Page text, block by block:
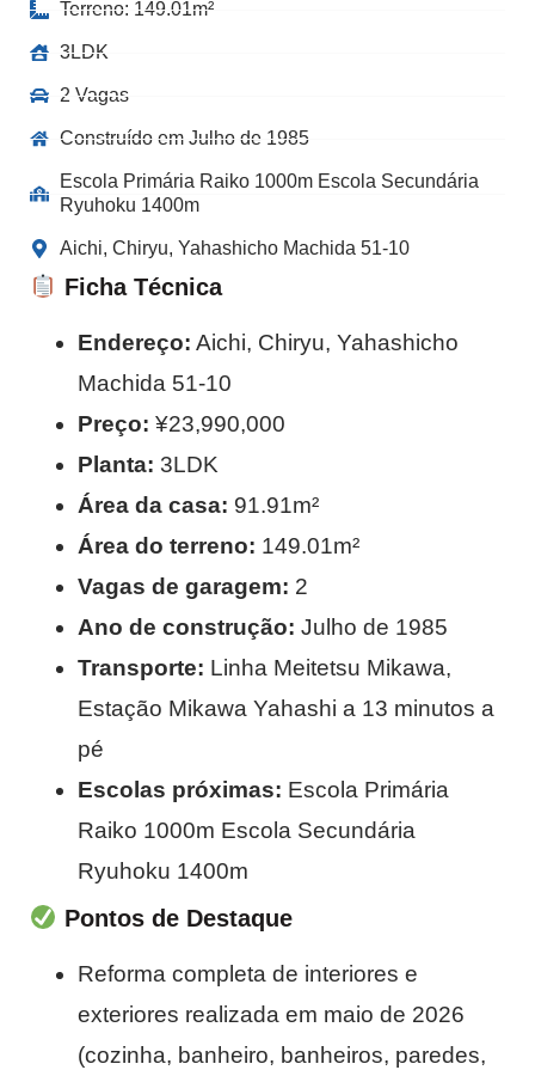
Terreno: 149.01m²
3LDK
2 Vagas
Construído em Julho de 1985
Escola Primária Raiko 1000m Escola Secundária
Ryuhoku 1400m
Aichi, Chiryu, Yahashicho Machida 51-10
Ficha Técnica
Endereço: Aichi, Chiryu, Yahashicho
Machida 51-10
Preço: ¥23,990,000
Planta: 3LDK
Área da casa: 91.91m²
Área do terreno: 149.01m²
Vagas de garagem: 2
Ano de construção: Julho de 1985
Transporte: Linha Meitetsu Mikawa,
Estação Mikawa Yahashi a 13 minutos a
pé
Escolas próximas: Escola Primária
Raiko 1000m Escola Secundária
Ryuhoku 1400m
Pontos de Destaque
Reforma completa de interiores e
exteriores realizada em maio de 2026
(cozinha, banheiro, banheiros, paredes,